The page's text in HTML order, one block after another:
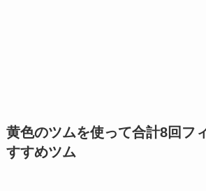
黄色のツムを使って合計8回フ
すすめツム